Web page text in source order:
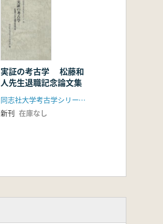
実証の考古学 松藤和
人先生退職記念論文集
同志社大学考古学シリーズ刊行会
新刊 在庫なし